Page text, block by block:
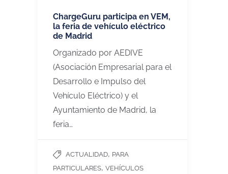
ChargeGuru participa en VEM,
la feria de vehículo eléctrico
de Madrid
Organizado por AEDIVE
(Asociación Empresarial para el
Desarrollo e Impulso del
Vehículo Eléctrico) y el
Ayuntamiento de Madrid, la
feria…
ACTUALIDAD, PARA
PARTICULARES, VEHÍCULOS